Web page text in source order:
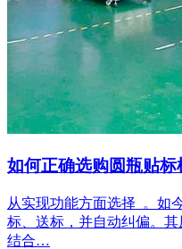
如何正确选购圆瓶贴标
从实现功能方面选择 。如
标、送标，并自动纠偏。
结合…